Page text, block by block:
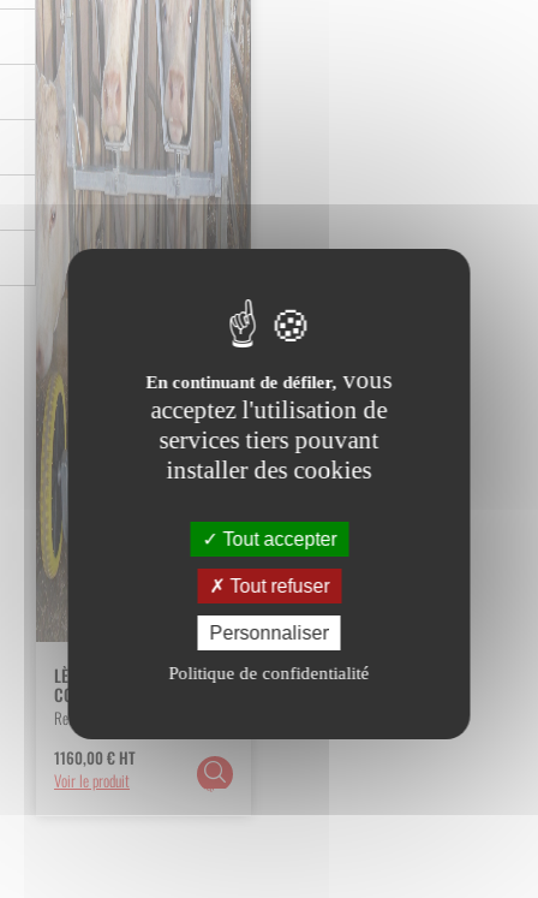
LÈVE TÊTE BOVINS SUR
CORNADIS
Ref. :
1160,00 € HT
Voir le produit
Choix
des
options
En continuant de défiler, vous
acceptez l'utilisation de
services tiers pouvant
installer des cookies
Tout accepter
Tout refuser
Personnaliser
Politique de confidentialité